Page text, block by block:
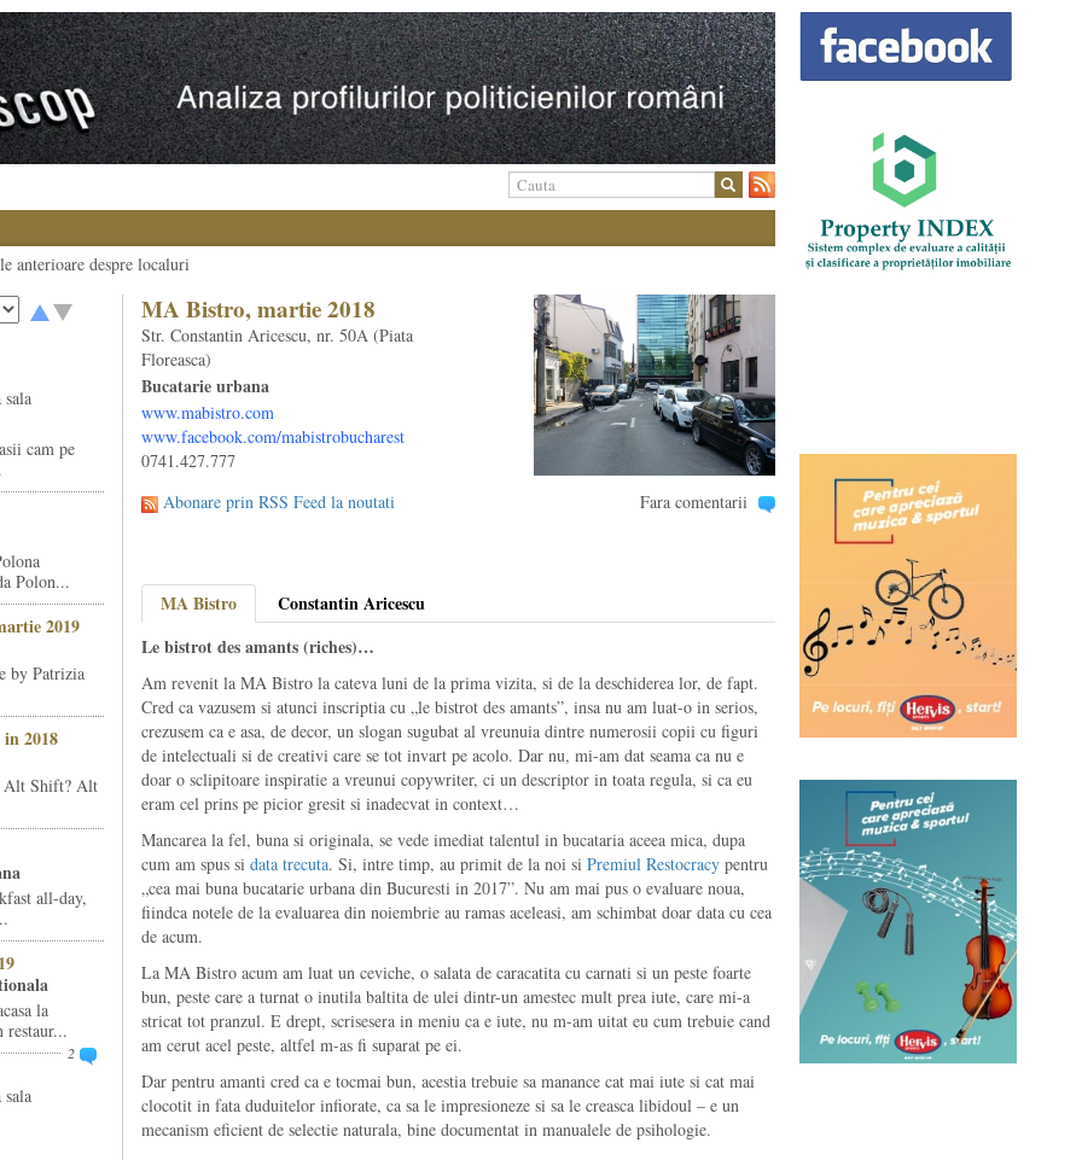
anterioare despre localuri
cam pe
Polon...
2019
by Patrizia
2018
Alt Shift? Alt
all-day,
la
restaur...
2
MA Bistro, martie 2018
Str. Constantin Aricescu, nr. 50A (Piata
Floreasca)
Bucatarie urbana
www.mabistro.com
www.facebook.com/mabistrobucharest
0741.427.777
Abonare prin RSS Feed la noutati
Fara comentarii
MA Bistro
Constantin Aricescu
Le bistrot des amants (riches)…
Am revenit la MA Bistro la cateva luni de la prima vizita, si de la deschiderea lor, de fapt.
Cred ca vazusem si atunci inscriptia cu „le bistrot des amants”, insa nu am luat-o in serios,
crezusem ca e asa, de decor, un slogan sugubat al vreunuia dintre numerosii copii cu figuri
de intelectuali si de creativi care se tot invart pe acolo. Dar nu, mi-am dat seama ca nu e
doar o sclipitoare inspiratie a vreunui copywriter, ci un descriptor in toata regula, si ca eu
eram cel prins pe picior gresit si inadecvat in context…
Mancarea la fel, buna si originala, se vede imediat talentul in bucataria aceea mica, dupa
cum am spus si data trecuta. Si, intre timp, au primit de la noi si Premiul Restocracypentru
„cea mai buna bucatarie urbana din Bucuresti in 2017”. Nu am mai pus o evaluare noua,
fiindca notele de la evaluarea din noiembrie au ramas aceleasi, am schimbat doar data cu cea
de acum.
La MA Bistro acum am luat un ceviche, o salata de caracatita cu carnati si un peste foarte
bun, peste care a turnat o inutila baltita de ulei dintr-un amestec mult prea iute, care mi-a
stricat tot pranzul. E drept, scrisesera in meniu ca e iute, nu m-am uitat eu cum trebuie cand
am cerut acel peste, altfel m-as fi suparat pe ei.
Dar pentru amanti cred ca e tocmai bun, acestia trebuie sa manance cat mai iute si cat mai
clocotit in fata duduitelor infiorate, ca sa le impresioneze si sa le creasca libidoul – e un
mecanism eficient de selectie naturala, bine documentat in manualele de psihologie.